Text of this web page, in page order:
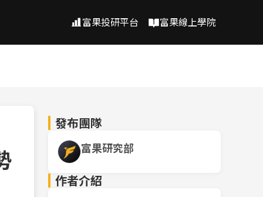
富果投研平台 富果線上學院
發布團隊
富果研究部
作者介紹